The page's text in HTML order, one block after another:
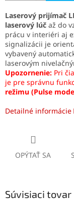
Laserový prijímač
laserový lúč až do
prácu v interiéri aj
signalizácii je
vybavený
laserovým
Upozornenie: Pri
je pre správnu
režimu (Pulse
Detailné informácie
OPÝTAŤ SA
Súvisiaci tovar